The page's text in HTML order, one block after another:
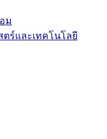
ม
ตร์และเทคโนโลยี